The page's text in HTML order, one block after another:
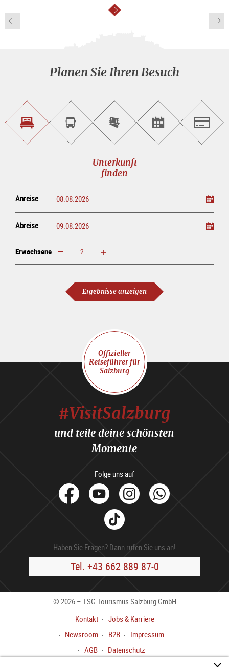
weiter
Planen Sie Ihren Besuch
Unterkunft<br>findenSightseeing<br>Tour
buchen
Tickets
online<br>kaufen
Events<br>finden
Unterkunft
finden
Anreise
Abreise
Erwachsene erhöhen verringern
Ergebnisse anzeigen
Offizieller
Reiseführer für
Salzburg
#VisitSalzburg
und teile deine schönsten
Momente
Folge uns auf
facebook
YoutubeInstagram
Tik
Tok
Haben Sie Fragen? Dann rufen Sie uns an!
Tel. +43 662 889 87-0
© 2026 – TSG Tourismus Salzburg GmbH
Kontakt
Jobs & Karriere
Newsroom
B2B
Impressum
AGB
Datenschutz